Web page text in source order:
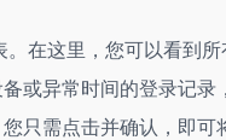
。在这里，您可以看到所
或异常时间的登录记录
只需点击并确认，即可